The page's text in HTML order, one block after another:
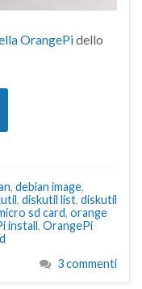
OrangePidello
, debian image,
, diskutil list, diskutil
sd card, orange
install, OrangePi
3 commenti